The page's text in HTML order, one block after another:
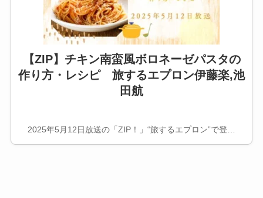
【ZIP】チキン南蛮風ボロネーゼパスタの
作り方・レシピ 旅するエプロン伊藤楽,池
田航
2025年5月12日放送の「ZIP！」“旅するエプロン”で登…